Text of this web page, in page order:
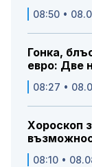
08:50 •
Гонка,
евро: Две
08:27 •
Хороскоп
08:10 •